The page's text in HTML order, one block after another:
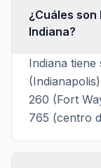
¿Cuáles
Indiana?
Indiana tiene
260 (Fort
765 (centro